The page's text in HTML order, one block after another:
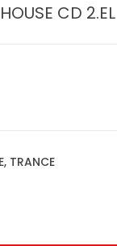
CD 2.EL
TRANCE